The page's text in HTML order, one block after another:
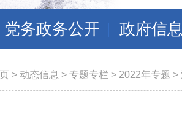
党务政务公开 政府信
> 动态信息 > 专题专栏 > 2022年专题 >